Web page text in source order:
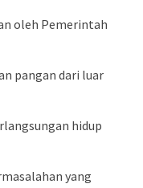
oleh Pemerintah
pangan dari luar
hidup
yang